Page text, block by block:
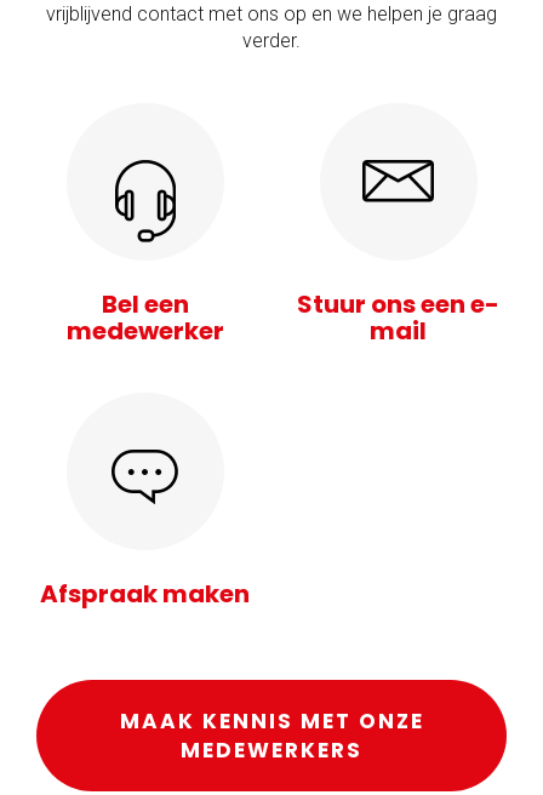
vrijblijvend contact met ons op en we helpen je graag
verder.
Bel een
medewerker
Stuur ons een e-
mail
Afspraak maken
MAAK KENNIS MET ONZE
MEDEWERKERS